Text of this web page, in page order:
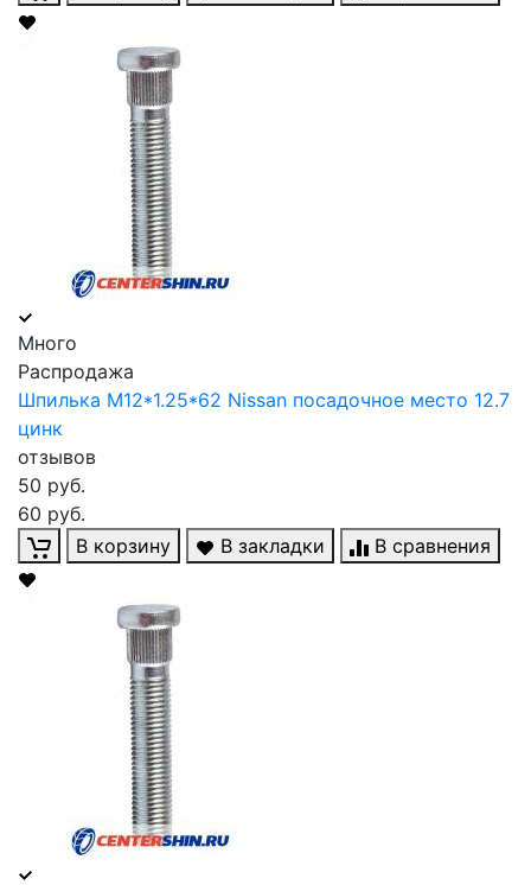
Много
Распродажа
Шпилька М12*1.25*62 Nissan посадочное место 12.7
цинк
отзывов
50 руб.
60 руб.
В корзину
В закладки В сравнения